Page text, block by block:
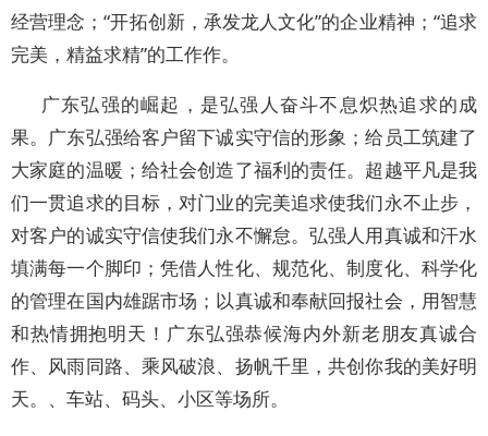
经营理念；“开拓创新，承发龙人文化”的企业精神；“追求
完美，精益求精”的工作作。
广东弘强的崛起，是弘强人奋斗不息炽热追求的成
果。广东弘强给客户留下诚实守信的形象；给员工筑建了
大家庭的温暖；给社会创造了福利的责任。超越平凡是我
们一贯追求的目标，对门业的完美追求使我们永不止步，
对客户的诚实守信使我们永不懈怠。弘强人用真诚和汗水
填满每一个脚印；凭借人性化、规范化、制度化、科学化
的管理在国内雄踞市场；以真诚和奉献回报社会，用智慧
和热情拥抱明天！广东弘强恭候海内外新老朋友真诚合
作、风雨同路、乘风破浪、扬帆千里，共创你我的美好明
天。、车站、码头、小区等场所。